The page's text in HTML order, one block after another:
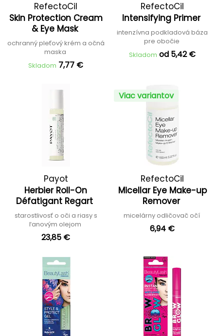
RefectoCil
Skin Protection Cream
& Eye Mask
ochranný pleťový krém a očná
maska
Skladom 7,77 €
RefectoCil
Intensifying Primer
intenzívna podkladová báza
pre obočie
Skladom od 5,42 €
Payot
Herbier Roll-On
Défatigant Regart
starostlivosť o oči a riasy s
ľanovým olejom
23,85 €
Viac variantov
RefectoCil
Micellar Eye Make-up
Remover
micelárny odličovač očí
6,94 €